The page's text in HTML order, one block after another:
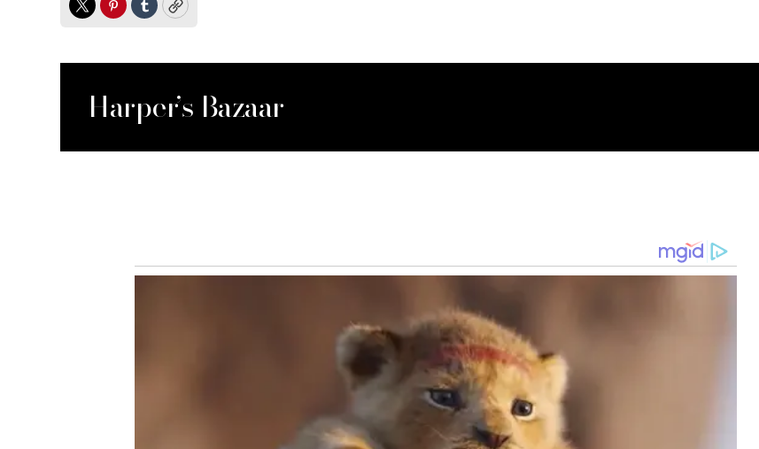
TwitterPinterest
TumblrCopy
Harper’s Bazaar